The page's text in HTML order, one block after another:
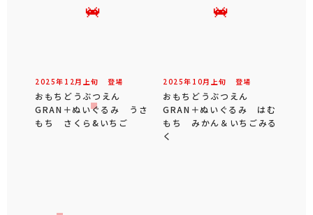
2025年 12 月 上旬 登場
おもちどうぶつえん
GRAN＋ぬいぐるみ うさ
もち さくら&いちご
2025年 10月 上旬 登場
おもちどうぶつえん
GRAN＋ぬいぐるみ はむ
もち みかん＆いちごみる
く